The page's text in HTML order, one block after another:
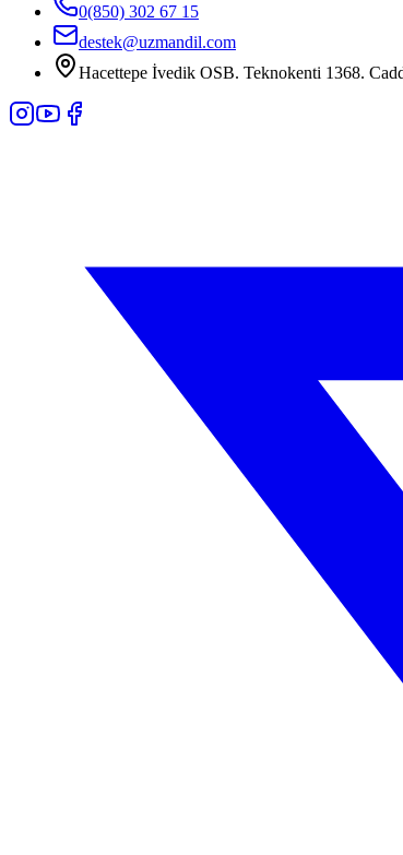
0(850) 302 67 15
destek@uzmandil.com
Hacettepe İvedik OSB. Teknokenti 1368.